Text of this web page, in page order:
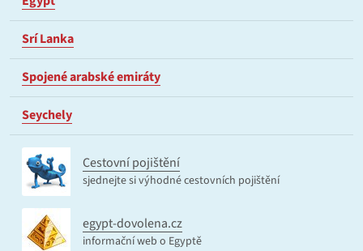
Srí Lanka
Spojené arabské emiráty
Seychely
Cestovní pojištění
sjednejte si výhodné cestovních pojištění
egypt-dovolena.cz
informační web o Egyptě